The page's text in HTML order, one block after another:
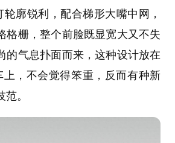
廓锐利，配合梯形大嘴中网，
格栅，整个前脸既显宽大又不失
的气息扑面而来，这种设计放在
，不会觉得笨重，反而有种新
。